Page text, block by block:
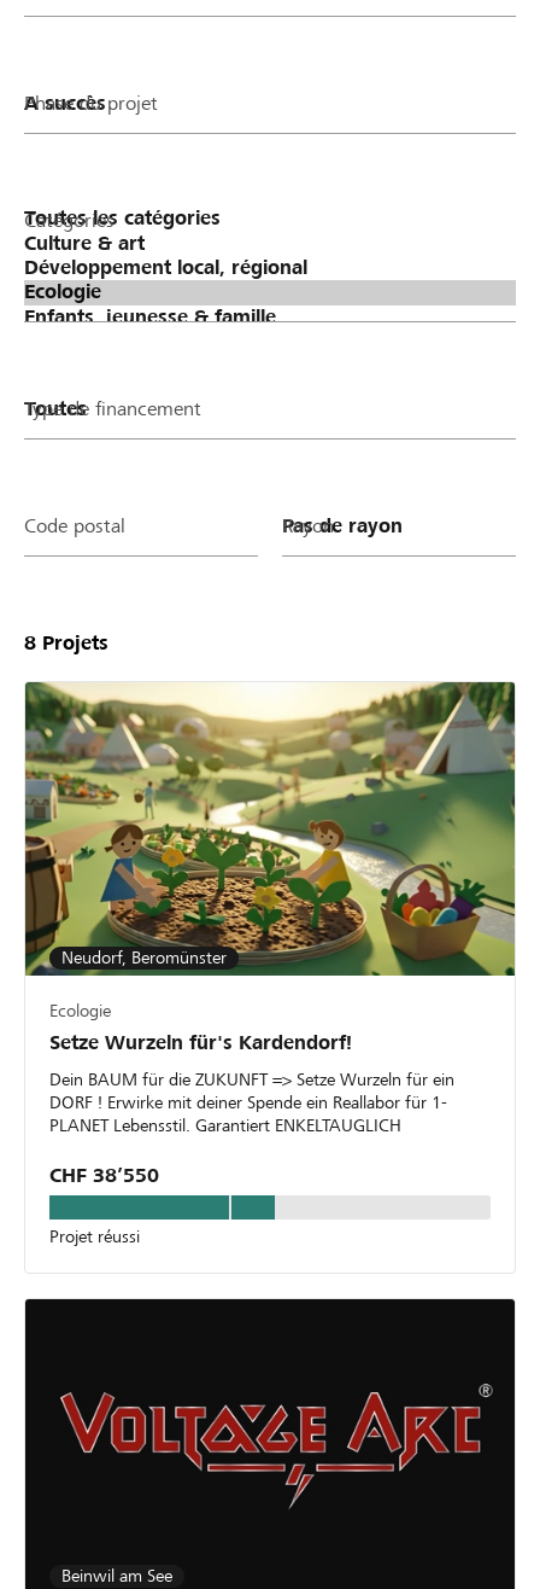
Phase du projet
Catégories
Type de financement
Code postal Rayon
8 Projets
Neudorf, Beromünster
Ecologie
Setze Wurzeln für's Kardendorf!
Dein BAUM für die ZUKUNFT => Setze Wurzeln für ein
DORF ! Erwirke mit deiner Spende ein Reallabor für 1-
PLANET Lebensstil. Garantiert ENKELTAUGLICH
CHF 38’550
Projet réussi
Beinwil am See